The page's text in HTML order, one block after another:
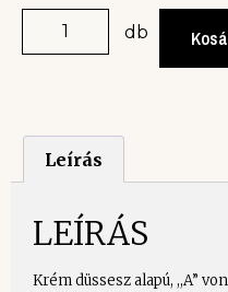
db
Leírás
LEÍRÁS
Krém düssesz alapú, ,,A”